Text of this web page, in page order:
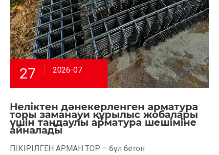
27 2026-07
Неліктен дәнекерленген арматура
торы заманауи құрылыс жобалары
үшін таңдаулы арматура шешіміне
айналады
ПІКІРІЛГЕН АРМАН ТОР – бұл бетон